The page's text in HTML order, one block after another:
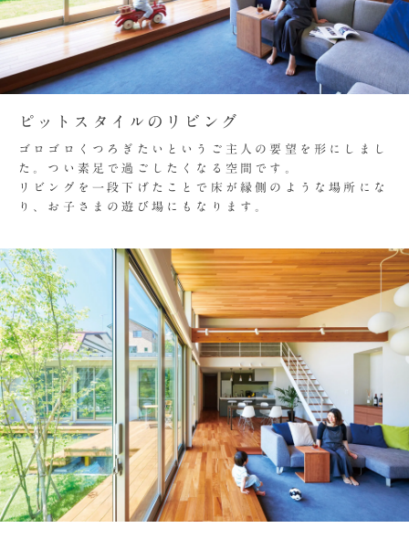
ピットスタイルのリビング
ゴロゴロくつろぎたいというご主人の要望を形にしまし
た。つい素足で過ごしたくなる空間です。
リビングを一段下げたことで床が縁側のような場所にな
り、お子さまの遊び場にもなります。